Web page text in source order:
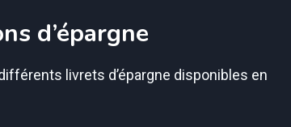
d’épargne
livrets d’épargne disponibles en